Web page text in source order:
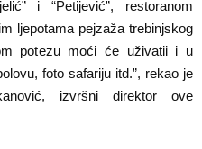
i “Petijević”, restoranom
ljepotama pejzaža trebinjskog
potezu moći će uživatii i u
foto safariju itd.”, rekao je
izvršni direktor ove